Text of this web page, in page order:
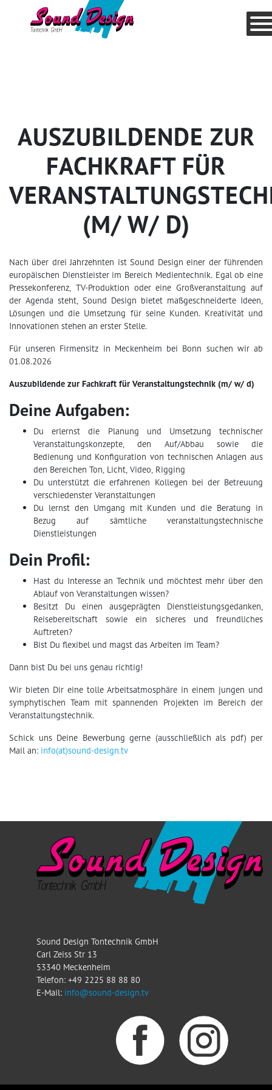
AUSZUBILDENDE ZUR
FACHKRAFT FÜR
(M/ W/ D)
Nach über drei Jahrzehnten ist Sound Design einer der führenden
europäischen Dienstleister im Bereich Medientechnik. Egal ob eine
Pressekonferenz, TV-Produktion oder eine Großveranstaltung auf
der Agenda steht, Sound Design bietet maßgeschneiderte Ideen,
Lösungen und die Umsetzung für seine Kunden. Kreativität und
Innovationen stehen an erster Stelle.
Für unseren Firmensitz in Meckenheim bei Bonn suchen wir ab
01.08.2026
Auszubildende zur Fachkraft für Veranstaltungstechnik (m/ w/ d)
Deine Aufgaben:
Du erlernst die Planung und Umsetzung technischer
Veranstaltungskonzepte, den Auf/Abbau sowie die
Bedienung und Konfiguration von technischen Anlagen aus
den Bereichen Ton, Licht, Video, Rigging
Du unterstützt die erfahrenen Kollegen bei der Betreuung
verschiedenster Veranstaltungen
Du lernst den Umgang mit Kunden und die Beratung in
Bezug auf sämtliche veranstaltungstechnische
Dienstleistungen
Dein Profil:
Hast du Interesse an Technik und möchtest mehr über den
Ablauf von Veranstaltungen wissen?
Besitzt Du einen ausgeprägten Dienstleistungsgedanken,
Reisebereitschaft sowie ein sicheres und freundliches
Auftreten?
Bist Du flexibel und magst das Arbeiten im Team?
Dann bist Du bei uns genau richtig!
Wir bieten Dir eine tolle Arbeitsatmosphäre in einem jungen und
symphytischen Team mit spannenden Projekten im Bereich der
Veranstaltungstechnik.
Schick uns Deine Bewerbung gerne (ausschließlich als pdf) per
Mail an: info(at)sound-design.tv
Sound Design Tontechnik GmbH
Carl Zeiss Str 13
53340 Meckenheim
Telefon: +49 2225 88 88 80
E-Mail: info@sound-design.tv